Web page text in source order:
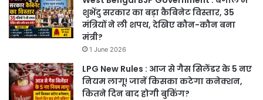
शुभेंदु सरकार का बड़ा कैबिनेट विस्तार, 35
मंत्रियों ने ली शपथ, देखिए कौन-कौन बना
मंत्री?
1 June 2026
LPG New Rules : आज से गैस सिलेंडर के 5 नए
नियम लागू! जानें किसका कटेगा कनेक्शन,
कितने दिन बाद होगी बुकिंग?